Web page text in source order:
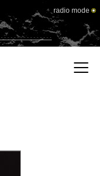
radio mode